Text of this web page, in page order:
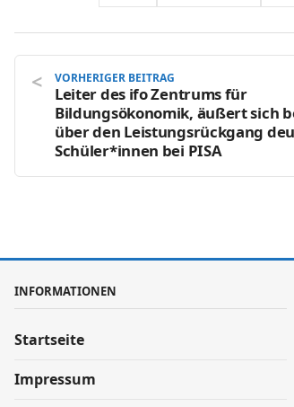
VORHERIGER BEITRAG
Leiter des ifo Zentrums für
Bildungsökonomik, äußert sich
über den Leistungsrückgang
Schüler*innen bei PISA
INFORMATIONEN
Startseite
Impressum